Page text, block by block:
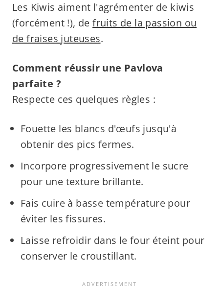
Les Kiwis aiment l'agrémenter de kiwis
(forcément !), defruits de la passion ou
de fraises juteuses.
Comment réussir une Pavlova
parfaite ?
Respecte ces quelques règles :
Fouette les blancs d'œufs jusqu'à
obtenir des pics fermes.
Incorpore progressivement le sucre
pour une texture brillante.
Fais cuire à basse température pour
éviter les fissures.
Laisse refroidir dans le four éteint pour
conserver le croustillant.